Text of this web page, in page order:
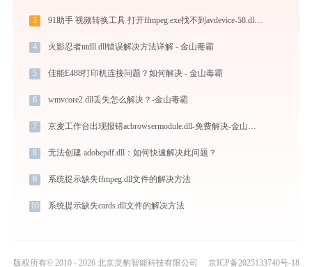
3 91助手 视频转换工具 打开ffmpeg.exe找不到avdevice-58.dll怎么办
4 火影忍者ntdll.dll错误解决方法详解 - 金山毒霸
5 佳能E488打印机连接问题？如何解决 - 金山毒霸
6 wmvcore2.dll丢失怎么解决？-金山毒霸
7 京麦工作台出现报错acbrowsermodule.dll-免费解决-金山毒霸
8 无法创建 adobepdf.dll：如何快速解决此问题？
9 系统提示缺失ffmpeg.dll文件的解决方法
10 系统提示缺失cards.dll文件的解决方法
版权所有© 2010 - 2026 北京灵豹智能科技有限公司 京ICP备2025133740号-18